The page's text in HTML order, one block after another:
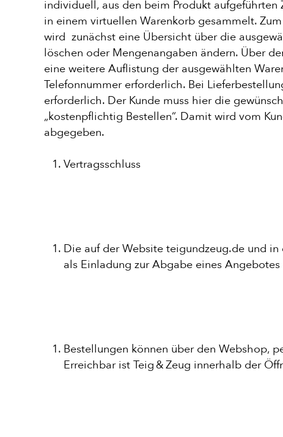
CALZONE
PASTA
individuell, aus den beim Produkt
in einem virtuellen Warenkorb gesammelt.
wird zunächst eine Übersicht über die
löschen oder Mengenangaben ändern. Über
eine weitere Auflistung der ausgewählten
Telefonnummer erforderlich. Bei
erforderlich. Der Kunde muss hier die
„kostenpflichtig Bestellen“. Damit wird vom
abgegeben.
Vertragsschluss
Die auf der Website teigundzeug.de und
als Einladung zur Abgabe eines Angebotes
Bestellungen können über den Webshop,
Erreichbar ist Teig & Zeug innerhalb der